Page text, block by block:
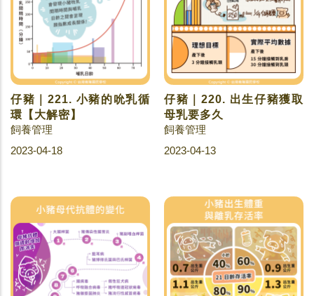
仔豬｜221. 小豬的吮乳循
環【大解密】
飼養管理
2023-04-18
仔豬｜220. 出生仔豬獲取
母乳要多久
飼養管理
2023-04-13